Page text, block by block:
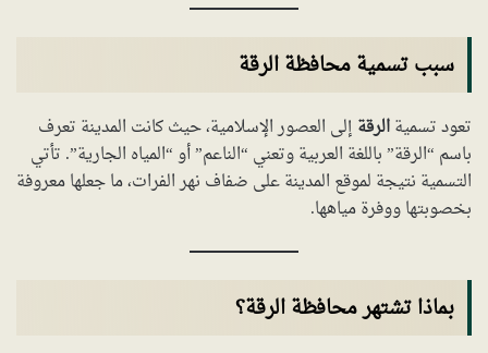
سبب تسمية محافظة الرقة
تعود تسميةالرقة إلى العصور الإسلامية، حيث كانت المدينة تعرف
باسم “الرقة” باللغة العربية وتعني “الناعم” أو “المياه الجارية”. تأتي
التسمية نتيجة لموقع المدينة على ضفاف نهر الفرات، ما جعلها معروفة
بخصوبتها ووفرة مياهها.
بماذا تشتهر محافظة الرقة؟